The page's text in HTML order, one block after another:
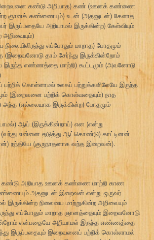
கண்டு அறியாத) கண் (ஊனக் கண்ணை
ஞானக் கண்ணையும்) உடன் (அதனுடன்) கேளாத
இருப்பதையே அறியாமல் இருக்கின்ற) கேள்வியும்
அறிவையும்)
எப்போதும் மாறாத) போதமும்
(இறைவனோடு தாம் சேர்ந்து இருக்கின்றோம்
இருந்த எண்ணத்தை மாற்றி) கூட்டமும் (அவனோடு
கொள்ளாமல் உலகப் பற்றுக்களிலேயே இருந்த
(இறைவனை பற்றிக் கொள்வதையும்) நாத
அந்த (எல்லையாக இருக்கின்ற) போதமும்
ஆய் (இருக்கின்றாய்) என (என்று
என்னை தடுத்து ஆட்கொண்டு) காட்டினன்
நந்தியே (குருநாதனாக வந்த இறைவன்).
அறியாத ஊனக் கண்ணை மாற்றி காண
அதனுடன் இறைவன் என்று ஒருவர்
இருக்கின்ற நிலையை மாற்றுகின்ற அறிவையும்
எப்போதும் மாறாத ஞானத்தையும் இறைவனோடு
என்பதையே அறியாமல் இருந்த எண்ணத்தை
இருப்பதையும் இறைவனைப் பற்றிக் கொள்ளாமல்